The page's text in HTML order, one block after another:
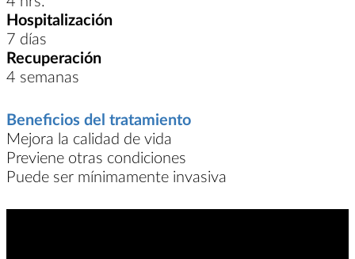
Hospitalización
7 días
Recuperación
4 semanas
Beneficios del tratamiento
Mejora la calidad de vida
Previene otras condiciones
Puede ser mínimamente invasiva